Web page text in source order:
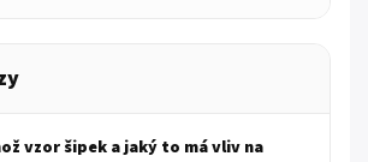
vzor šipek a jaký to má vliv na